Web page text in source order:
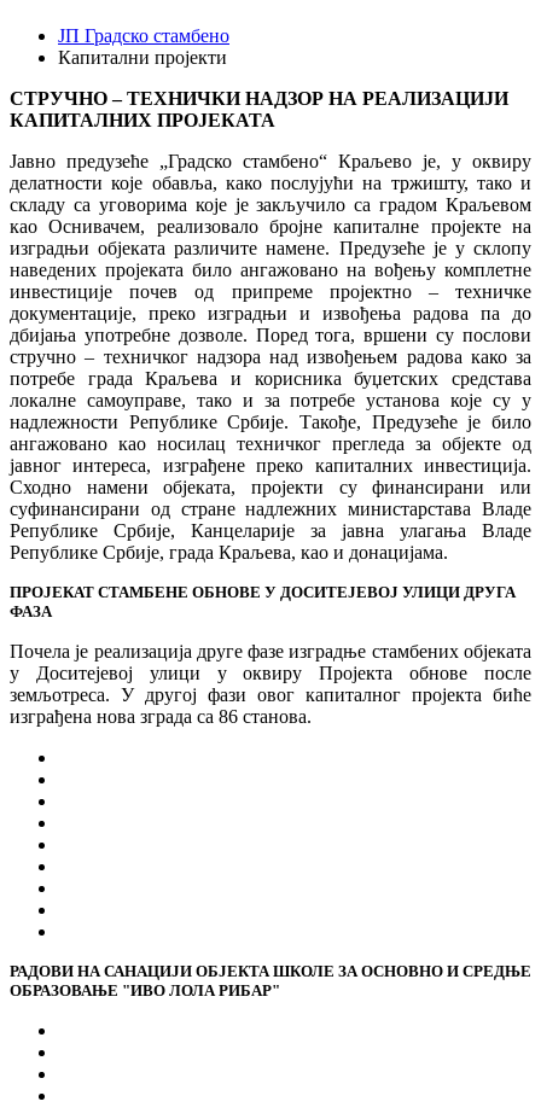
ЈП Градско стамбено
Капитални пројекти
СТРУЧНО – ТЕХНИЧКИ НАДЗОР НА РЕАЛИЗАЦИЈИ
КАПИТАЛНИХ ПРОЈЕКАТА
Јавно предузеће „Градско стамбено“ Краљево је, у оквиру
делатности које обавља, како послујући на тржишту, тако и
складу са уговорима које је закључило са градом Краљевом
као Оснивачем, реализовало бројне капиталне пројекте на
изградњи објеката различите намене. Предузеће је у склопу
наведених пројеката било ангажовано на вођењу комплетне
инвестиције почев од припреме пројектно – техничке
документације, преко изградњи и извођења радова па до
дбијања употребне дозволе. Поред тога, вршени су послови
стручно – техничког надзора над извођењем радова како за
потребе града Краљева и корисника буџетских средстава
локалне самоуправе, тако и за потребе установа које су у
надлежности Републике Србије. Такође, Предузеће је било
ангажовано као носилац техничког прегледа за објекте од
јавног интереса, изграђене преко капиталних инвестиција.
Сходно намени објеката, пројекти су финансирани или
суфинансирани од стране надлежних министарстава Владе
Републике Србије, Канцеларије за јавна улагања Владе
Републике Србије, града Краљева, као и донацијама.
ПРОЈЕКАТ СТАМБЕНЕ ОБНОВЕ У ДОСИТЕЈЕВОЈ УЛИЦИ ДРУГА
ФАЗА
Почела је реализација друге фазе изградње стамбених објеката
у Доситејевој улици у оквиру Пројекта обнове после
земљотреса. У другој фази овог капиталног пројекта биће
изграђена нова зграда са 86 станова.
РАДОВИ НА САНАЦИЈИ ОБЈЕКТА ШКОЛЕ ЗА ОСНОВНО И СРЕДЊЕ
ОБРАЗОВАЊЕ "ИВО ЛОЛА РИБАР"